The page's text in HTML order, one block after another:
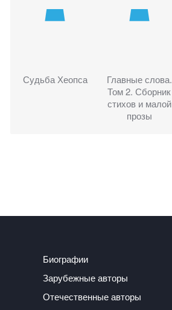
Судьба Хеопса
Главные слова.
Том 2. Сборник
стихов и малой
прозы
Биографии
Зарубежные авторы
Отечественные авторы